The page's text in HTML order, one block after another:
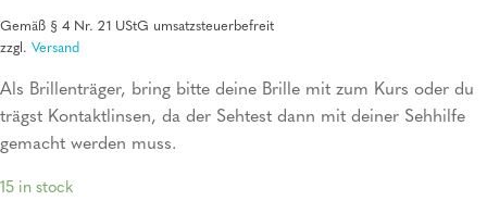
Gemäß § 4 Nr. 21 UStG umsatzsteuerbefreit
zzgl. Versand
Als Brillenträger, bring bitte deine Brille mit zum Kurs oder du
trägst Kontaktlinsen, da der Sehtest dann mit deiner Sehhilfe
gemacht werden muss.
15 in stock